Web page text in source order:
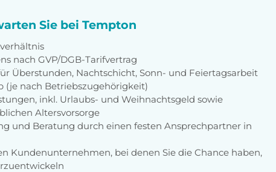
Sie bei Tempton
nach GVP/DGB-Tarifvertrag
Überstunden, Nachtschicht, Sonn- und Feiertagsarbeit
(je nach Betriebszugehörigkeit)
inkl. Urlaubs- und Weihnachtsgeld sowie
Altersvorsorge
und Beratung durch einen festen Ansprechpartner in
Kundenunternehmen, bei denen Sie die Chance haben,